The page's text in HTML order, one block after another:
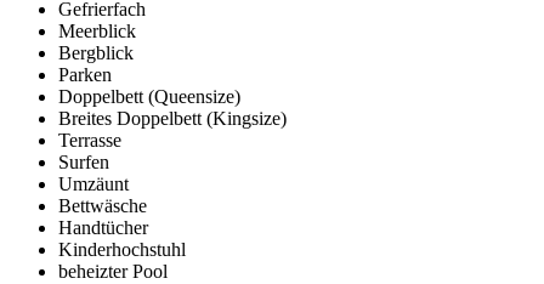
Gefrierfach
Meerblick
Bergblick
Parken
Doppelbett (Queensize)
Breites Doppelbett (Kingsize)
Terrasse
Surfen
Umzäunt
Bettwäsche
Handtücher
Kinderhochstuhl
beheizter Pool